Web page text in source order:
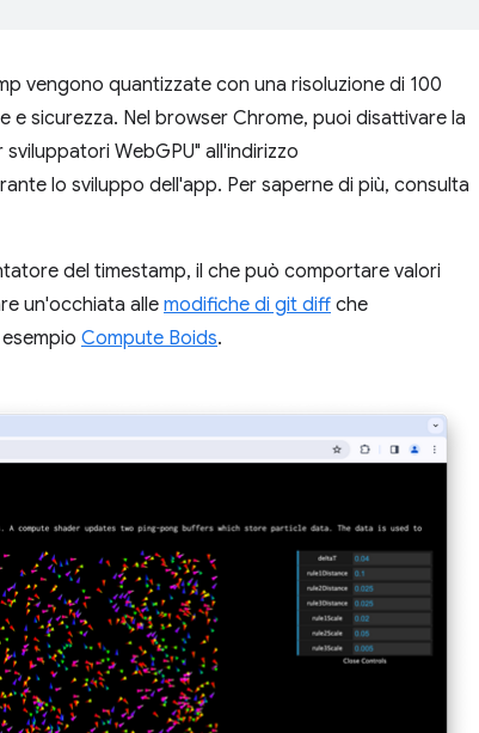
vengono quantizzate con una risoluzione di 100
sicurezza. Nel browser Chrome, puoi disattivare la
sviluppatori WebGPU" all'indirizzo
lo sviluppo dell'app. Per saperne di più, consulta
del timestamp, il che può comportare valori
un'occhiata allemodifiche di git diff che
Compute Boids.